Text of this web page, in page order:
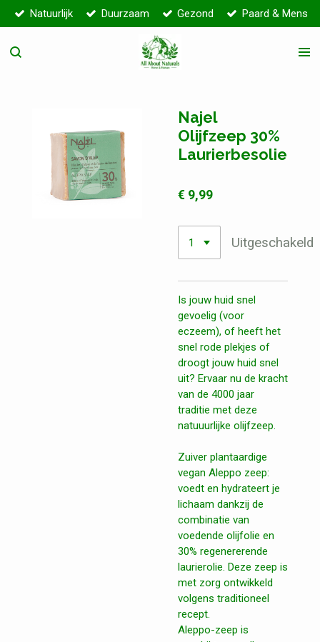
Ga
direct
naar
Natuurlijk Duurzaam Gezond Paard & Mens
Najel
Olijfzeep 30%
Laurierbesolie
€ 9,99
Uitgeschakeld
Is jouw huid snel
gevoelig (voor
eczeem), of heeft het
snel rode plekjes of
droogt jouw huid snel
uit? Ervaar nu de kracht
van de 4000 jaar
traditie met deze
natuuurlijke olijfzeep.
Zuiver plantaardige
vegan Aleppo zeep:
voedt en hydrateert je
lichaam dankzij de
combinatie van
voedende olijfolie en
30% regenererende
laurierolie. Deze zeep is
met zorg ontwikkeld
volgens traditioneel
recept.
Aleppo-zeep is